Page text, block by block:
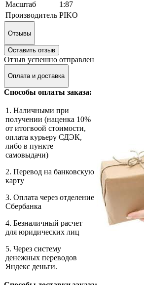
Масштаб
1:87
Производитель PIKO
Отзывы
Оставить отзыв
Отзыв успешно отправлен
Оплата и доставка
Способы оплаты заказа:
1. Наличными при
получении (наценка 10%
от итогвоой стоимости,
оплата курьеру СДЭК,
либо в пункте
самовыдачи)
2. Перевод на банковскую
карту
3. Оплата через отделение
Сбербанка
4. Безналичный расчет
для юридических лиц
5. Через систему
денежных переводов
Яндекс деньги.